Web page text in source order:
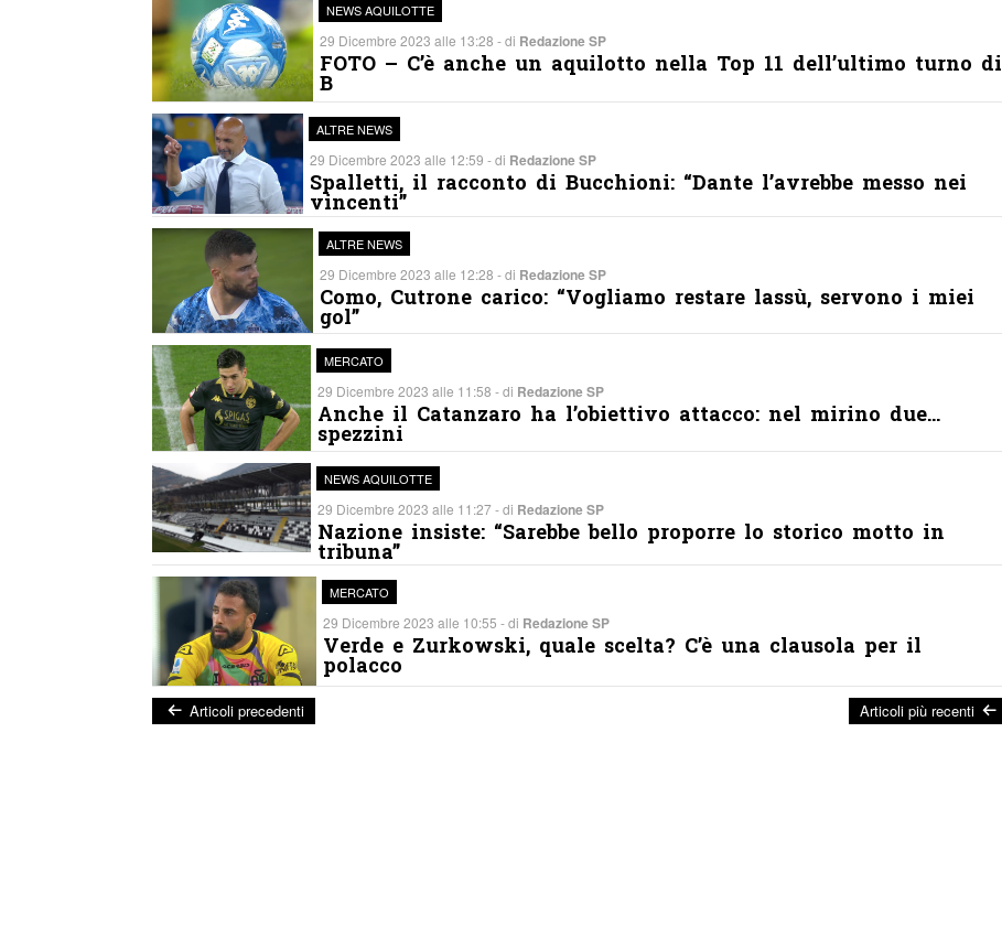
NEWS AQUILOTTE
29 Dicembre 2023 alle 13:28 - di Redazione SP
FOTO – C’è anche un aquilotto nella Top 11 dell’ultimo turno di
B
ALTRE NEWS
29 Dicembre 2023 alle 12:59 - di Redazione SP
Spalletti, il racconto di Bucchioni: “Dante l’avrebbe messo nei
vincenti”
ALTRE NEWS
29 Dicembre 2023 alle 12:28 - di Redazione SP
Como, Cutrone carico: “Vogliamo restare lassù, servono i miei
gol”
MERCATO
29 Dicembre 2023 alle 11:58 - di Redazione SP
Anche il Catanzaro ha l’obiettivo attacco: nel mirino due…
spezzini
NEWS AQUILOTTE
29 Dicembre 2023 alle 11:27 - di Redazione SP
Nazione insiste: “Sarebbe bello proporre lo storico motto in
tribuna”
MERCATO
29 Dicembre 2023 alle 10:55 - di Redazione SP
Verde e Zurkowski, quale scelta? C’è una clausola per il
polacco
Articoli precedenti Articoli più recenti